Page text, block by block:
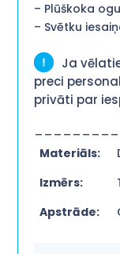
– Plūškoka
– Svētku
Ja
preci
privāti par
Materiāls:
Izmērs:
Apstrāde: